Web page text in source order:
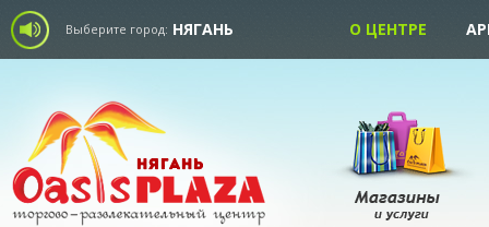
Выберите город: НЯГАНЬ О ЦЕНТРЕ